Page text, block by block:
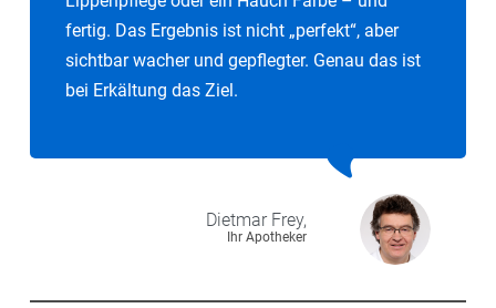
fertig. Das Ergebnis ist nicht „perfekt“, aber
sichtbar wacher und gepflegter. Genau das ist
bei Erkältung das Ziel.
Dietmar Frey,
Ihr Apotheker